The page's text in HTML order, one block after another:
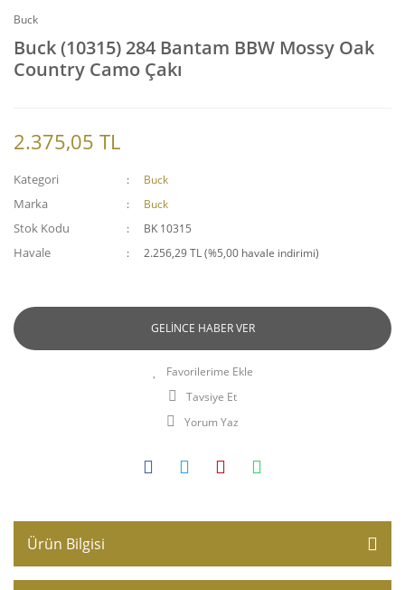
Buck
Buck (10315) 284 Bantam BBW Mossy Oak
Country Camo Çakı
2.375,05 TL
Kategori Buck
Marka Buck
Stok Kodu BK 10315
Havale 2.256,29 TL (%5,00 havale indirimi)
GELİNCE HABER VER
Tavsiye Et
Yorum Yaz
Ürün Bilgisi